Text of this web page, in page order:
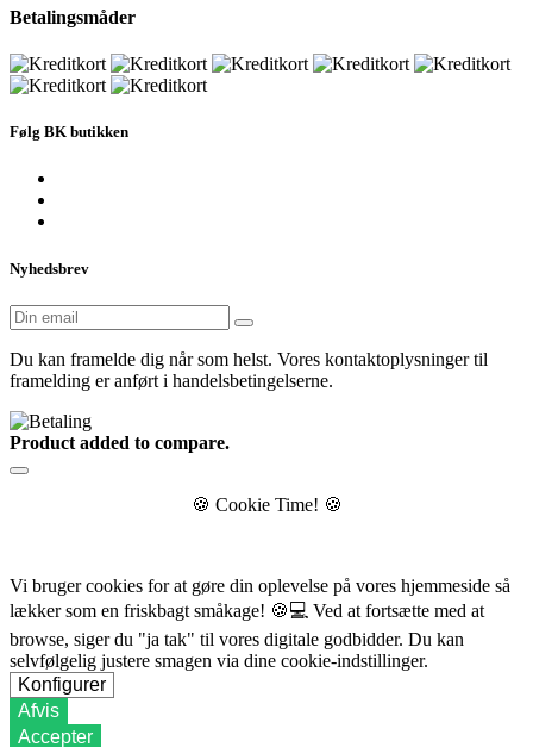
Betalingsmåder
Følg BK butikken
Nyhedsbrev
Du kan framelde dig når som helst. Vores kontaktoplysninger til
framelding er anført i handelsbetingelserne.
Product added to compare.
🍪 Cookie Time! 🍪
Vi bruger cookies for at gøre din oplevelse på vores hjemmeside så
lækker som en friskbagt småkage! 🍪💻 Ved at fortsætte med at
browse, siger du "ja tak" til vores digitale godbidder. Du kan
selvfølgelig justere smagen via dine cookie-indstillinger.
Konfigurer
Afvis
Accepter